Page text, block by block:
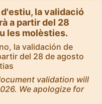
la validació
a partir del 28
les molèsties.
la validación de
del 28 de agosto
validation will
We apologize for